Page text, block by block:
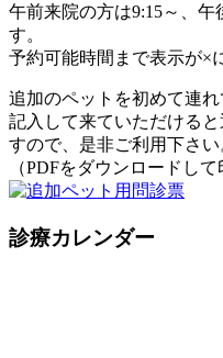
午前来院の方は9:15～、午
す。
予約可能時間まで表示が×
追加のペットを初めて連
記入して来ていただける
すので、是非ご利用下さい
（PDFをダウンロードし
診療カレンダー